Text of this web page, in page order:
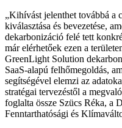
Kihívást jelenthet továbbá a
kiválasztása és bevezetése,
dekarbonizáció felé tett
már elérhetőek ezen a
GreenLight Solution
SaaS-alapú felhőmegoldás,
segítségével elemzi az
stratégai tervezéstől a
foglalta össze Szücs Réka, a
Fenntarthatósági és